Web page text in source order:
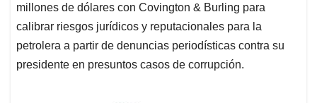
millones de dólares con Covington & Burling para
calibrar riesgos jurídicos y reputacionales para la
petrolera a partir de denuncias periodísticas contra su
presidente en presuntos casos de corrupción.